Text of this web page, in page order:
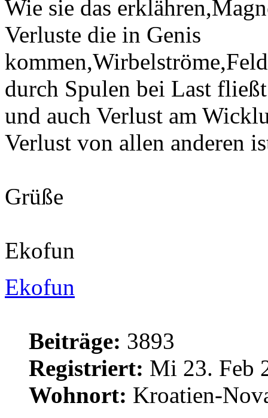
Wie sie das
Verluste die in Genis
durch Spulen bei Last fließt
und auch Verlust am
Verlust von allen anderen
Grüße
Ekofun
Ekofun
Beiträge: 3893
Registriert: Mi 23. Feb
Wohnort: Kroatien-